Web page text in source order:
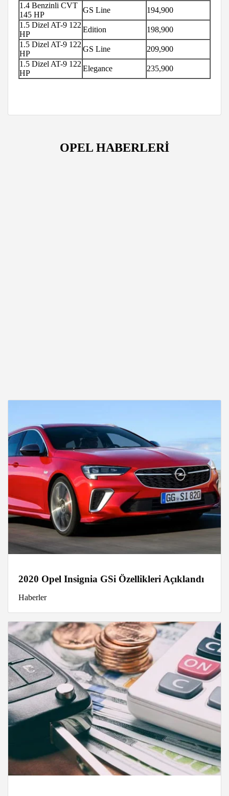
1.4 Benzinli CVT
145 HP
GS Line
194,900
1.5 Dizel AT-9 122
HP
Edition
198,900
1.5 Dizel AT-9 122
HP
GS Line
209,900
1.5 Dizel AT-9 122
HP
Elegance 235,900
OPEL HABERLERİ
2020 Opel Insignia GSi Özellikleri Açıklandı
Haberler